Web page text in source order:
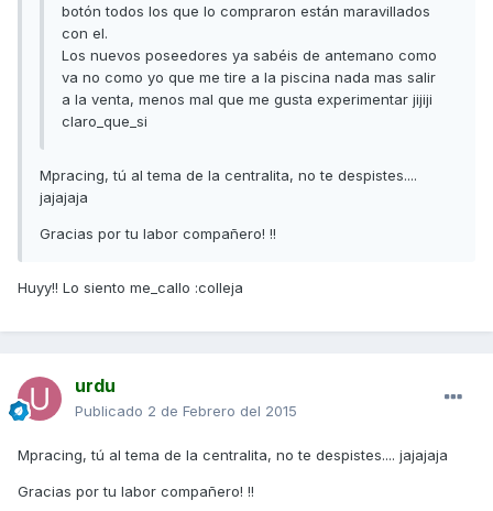
botón todos los que lo compraron están maravillados
con el.
Los nuevos poseedores ya sabéis de antemano como
va no como yo que me tire a la piscina nada mas salir
a la venta, menos mal que me gusta experimentar jijiji
claro_que_si
Mpracing, tú al tema de la centralita, no te despistes....
jajajaja
Gracias por tu labor compañero! !!
Huyy!! Lo siento me_callo :colleja
urdu
Publicado 2 de Febrero del 2015
Mpracing, tú al tema de la centralita, no te despistes.... jajajaja
Gracias por tu labor compañero! !!